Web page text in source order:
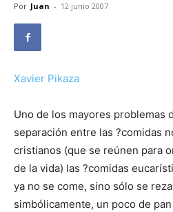
Por Juan - 12 junio 2007
Xavier Pikaza
Uno de los mayores problemas
separación entre las ?comidas
cristianos (que se reúnen para
de la vida) las ?comidas
ya no se come, sino sólo se
simbólicamente, un poco de